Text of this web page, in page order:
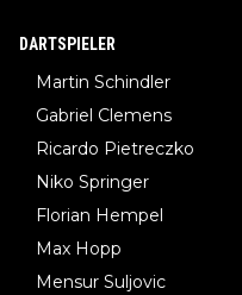
DARTSPIELER
Martin Schindler
Gabriel Clemens
Ricardo Pietreczko
Niko Springer
Florian Hempel
Max Hopp
Mensur Suljovic